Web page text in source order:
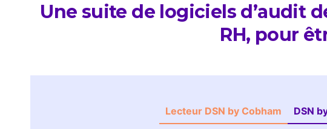
Une suite de logiciels d’audit
RH, pour
Lecteur DSN by Cobham DSN